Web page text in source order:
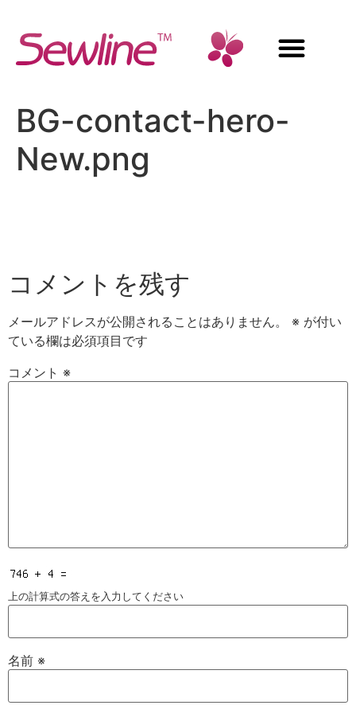
BG-contact-hero-
New.png
コメントを残す
メールアドレスが公開されることはありません。 ※ が付い
ている欄は必須項目です
コメント ※
上の計算式の答えを入力してください
名前 ※